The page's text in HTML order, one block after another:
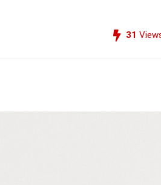
31